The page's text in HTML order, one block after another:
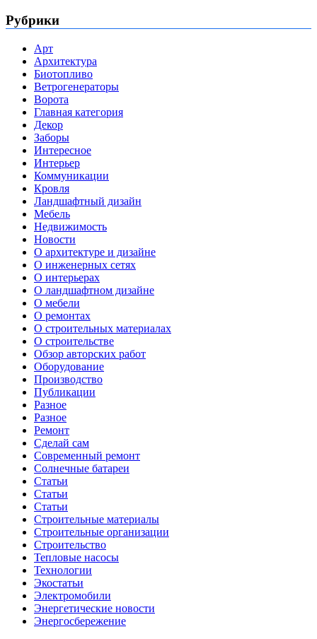
Рубрики
Арт
Архитектура
Биотопливо
Ветрогенераторы
Ворота
Главная категория
Декор
Заборы
Интересное
Интерьер
Коммуникации
Кровля
Ландшафтный дизайн
Мебель
Недвижимость
Новости
О архитектуре и дизайне
О инженерных сетях
О интерьерах
О ландшафтном дизайне
О мебели
О ремонтах
О строительных материалах
О строительстве
Обзор авторских работ
Оборудование
Производство
Публикации
Разное
Разное
Ремонт
Сделай сам
Современный ремонт
Солнечные батареи
Статьи
Статьи
Статьи
Строительные материалы
Строительные организации
Строительство
Тепловые насосы
Технологии
Экостатьи
Электромобили
Энергетические новости
Энергосбережение